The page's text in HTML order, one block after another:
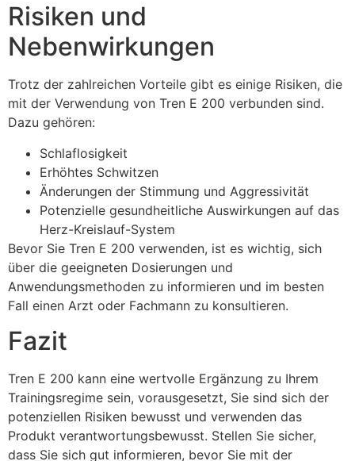
Risiken und
Nebenwirkungen
Trotz der zahlreichen Vorteile gibt es einige Risiken, die
mit der Verwendung von Tren E 200 verbunden sind.
Dazu gehören:
Schlaflosigkeit
Erhöhtes Schwitzen
Änderungen der Stimmung und Aggressivität
Potenzielle gesundheitliche Auswirkungen auf das
Herz-Kreislauf-System
Bevor Sie Tren E 200 verwenden, ist es wichtig, sich
über die geeigneten Dosierungen und
Anwendungsmethoden zu informieren und im besten
Fall einen Arzt oder Fachmann zu konsultieren.
Fazit
Tren E 200 kann eine wertvolle Ergänzung zu Ihrem
Trainingsregime sein, vorausgesetzt, Sie sind sich der
potenziellen Risiken bewusst und verwenden das
Produkt verantwortungsbewusst. Stellen Sie sicher,
dass Sie sich gut informieren, bevor Sie mit der